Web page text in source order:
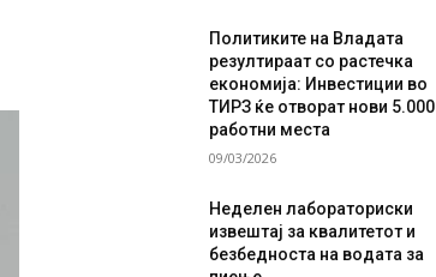
Политиките на Владата
резултираат со растечка
економија: Инвестиции во
ТИРЗ ќе отворат нови 5.000
работни места
09/03/2026
Неделен лабораториски
извештај за квалитетот и
безбедноста на водата за